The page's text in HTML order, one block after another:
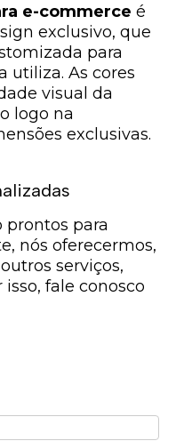
e-commerce é
exclusivo, que
para
utiliza. As cores
visual da
logo na
exclusivas.
prontos para
nós oferecermos,
serviços,
fale conosco